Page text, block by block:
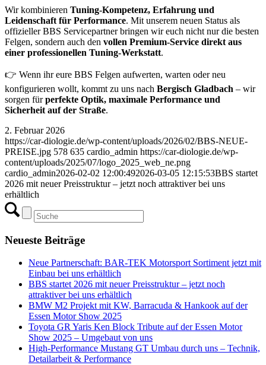
Wir kombinieren Tuning-Kompetenz, Erfahrung und
Leidenschaft für Performance. Mit unserem neuen Status als
offizieller BBS Servicepartner bringen wir euch nicht nur die besten
Felgen, sondern auch den vollen Premium-Service direkt aus
einer professionellen Tuning-Werkstatt.
👉 Wenn ihr eure BBS Felgen aufwerten, warten oder neu
konfigurieren wollt, kommt zu uns nach Bergisch Gladbach – wir
sorgen fürperfekte Optik, maximale Performance und
Sicherheit auf der Straße.
2. Februar 2026
https://car-diologie.de/wp-content/uploads/2026/02/BBS-NEUE-
PREISE.jpg 578 635 cardio_admin https://car-diologie.de/wp-
content/uploads/2025/07/logo_2025_web_ne.png
cardio_admin2026-02-02 12:00:492026-03-05 12:15:53BBS startet
2026 mit neuer Preisstruktur – jetzt noch attraktiver bei uns
erhältlich
Neueste Beiträge
Neue Partnerschaft: BAR-TEK Motorsport Sortiment jetzt mit
Einbau bei uns erhältlich
BBS startet 2026 mit neuer Preisstruktur – jetzt noch
attraktiver bei uns erhältlich
BMW M2 Projekt mit KW, Barracuda & Hankook auf der
Essen Motor Show 2025
Toyota GR Yaris Ken Block Tribute auf der Essen Motor
Show 2025 – Umgebaut von uns
High-Performance Mustang GT Umbau durch uns – Technik,
Detailarbeit & Performance